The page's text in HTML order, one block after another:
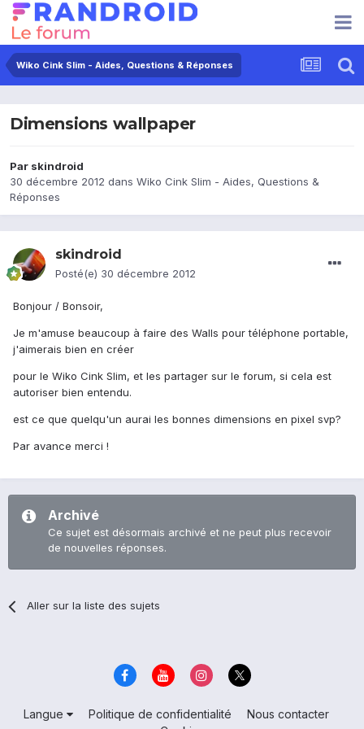
Wiko Cink Slim - Aides, Questions & Réponses
Dimensions wallpaper
Par skindroid
30 décembre 2012 dans Wiko Cink Slim - Aides, Questions &
Réponses
skindroid
Posté(e) 30 décembre 2012
Bonjour / Bonsoir,
Je m'amuse beaucoup à faire des Walls pour téléphone portable,
j'aimerais bien en créer
pour le Wiko Cink Slim, et les partager sur le forum, si cela est
autoriser bien entendu.
est ce que quelqu'un aurai les bonnes dimensions en pixel svp?
Par avance merci !
Archivé
Ce sujet est désormais archivé et ne peut plus recevoir
de nouvelles réponses.
Aller sur la liste des sujets
Langue Politique de confidentialité
Nous contacter